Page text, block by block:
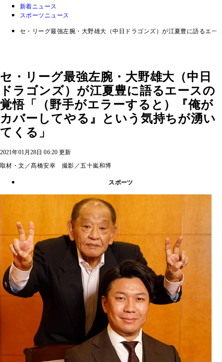
新着ニュース
スポーツニュース
セ・リーグ最強左腕・大野雄大（中日ドラゴンズ）が江夏豊に語るエ
セ・リーグ最強左腕・大野雄大（中日
ドラゴンズ）が江夏豊に語るエースの
覚悟「（野手がエラーすると）『俺が
カバーしてやる』という気持ちが湧い
てくる」
2021年01月28日 06:20 更新
取材・文／髙橋安幸 撮影／五十嵐和博
スポーツ